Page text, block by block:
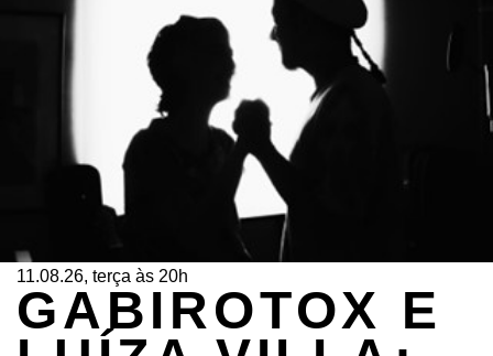
11.08.26, terça às 20h
GABIROTOX E